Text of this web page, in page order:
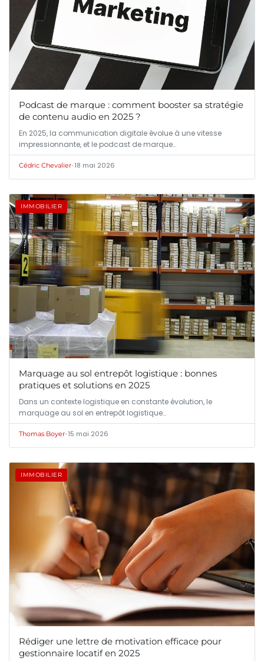
Podcast de marque : comment booster sa stratégie
de contenu audio en 2025 ?
En 2025, la communication digitale évolue à une vitesse
impressionnante, et le podcast de marque…
Cédric Chevalier•18 mai 2026
IMMOBILIER
Marquage au sol entrepôt logistique : bonnes
pratiques et solutions en 2025
Dans un contexte logistique en constante évolution, le
marquage au sol en entrepôt logistique…
Thomas Boyer•15 mai 2026
IMMOBILIER
Rédiger une lettre de motivation efficace pour
gestionnaire locatif en 2025